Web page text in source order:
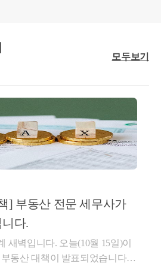
접 귀속되는 축의금이라면 문
일하게 보는 것입니다.
크지 않고, ATM으로 입금
체로 증여로 보기에는 무리
통상적인 경우보다 크거나,
받아 계좌이체를 통해 수취하
해, 신랑 및 신부에게 귀속될
분하고 증빙 등을 준비해두시
모두보기
] 부동산 전문 세무사가
다.
새벽입니다. 오늘(10월 15일)이
동산 대책이 발표되었습니다.